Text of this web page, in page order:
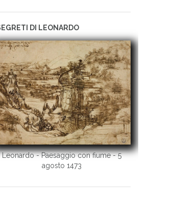
DI LEONARDO
Leonardo - Paesaggio con fiume - 5
agosto 1473